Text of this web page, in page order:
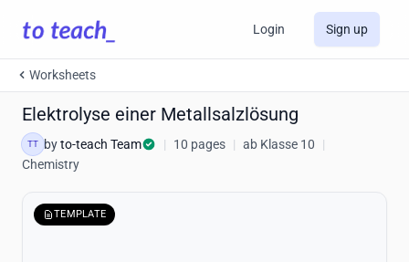
Login Sign up
Worksheets
Elektrolyse einer Metallsalzlösung
TT byto-teach Team | 10 pages | ab Klasse 10
|
Chemistry
TEMPLATE